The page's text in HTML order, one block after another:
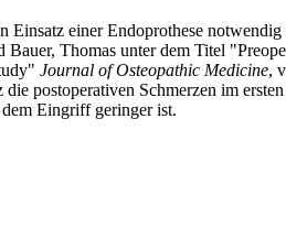
Einsatz einer Endoprothese notwendig
Thomas unter dem Titel
Journal of Osteopathic Medicine,
postoperativen Schmerzen im
Eingriff geringer ist.